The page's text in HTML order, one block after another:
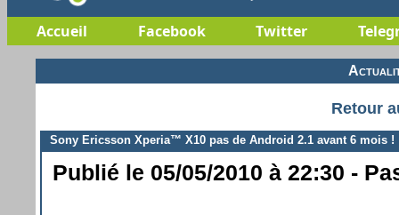
Accueil Facebook Twitter
Retour
Sony Ericsson Xperia™ X10 pas de Android 2.1 avant 6 mois !
Publié le 05/05/2010 à 22:30 -